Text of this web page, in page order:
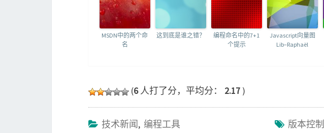
MSDN中的两个命
名
这到底是谁之错？
编程命名中的7+1
个提示
Javascript向量图
Lib–Raphaël
(6人打了分，平均分： 2.17 )
技术新闻, 编程工具 版本控制